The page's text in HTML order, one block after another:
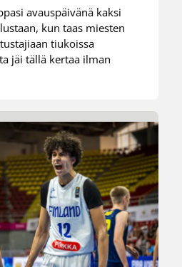
avauspäivänä kaksi
kun taas miesten
tiukoissa
jäi tällä kertaa ilman